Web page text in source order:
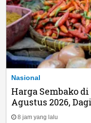
Nasional
Harga Sembako
Agustus 2026,
8 jam yang lalu